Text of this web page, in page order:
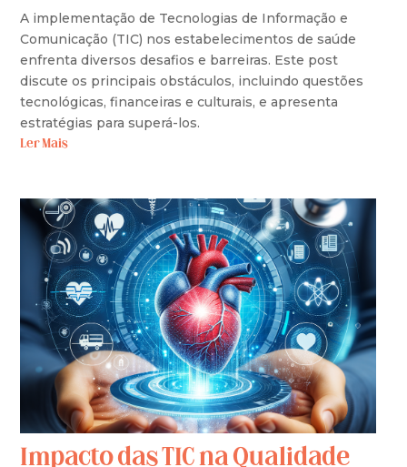
A implementação de Tecnologias de Informação e
Comunicação (TIC) nos estabelecimentos de saúde
enfrenta diversos desafios e barreiras. Este post
discute os principais obstáculos, incluindo questões
tecnológicas, financeiras e culturais, e apresenta
estratégias para superá-los.
Ler Mais
Impacto das TIC na Qualidade